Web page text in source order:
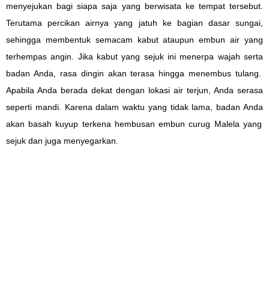
menyejukan bagi siapa saja yang berwisata ke tempat tersebut.
Terutama percikan airnya yang jatuh ke bagian dasar sungai,
sehingga membentuk semacam kabut ataupun embun airyang
terhempas angin. Jika kabut yang sejuk ini menerpa wajahserta
badan Anda , rasa dingin akan terasa hingga menembus tulang.
Apabila Anda berada dekat dengan lokasi air terjun, Anda serasa
seperti mandi. Karena dalam waktu yang tidak lama , badanAnda
akan basah kuyup terkena hembusanembun curug Malela yang
sejuk dan juga menyegarkan.